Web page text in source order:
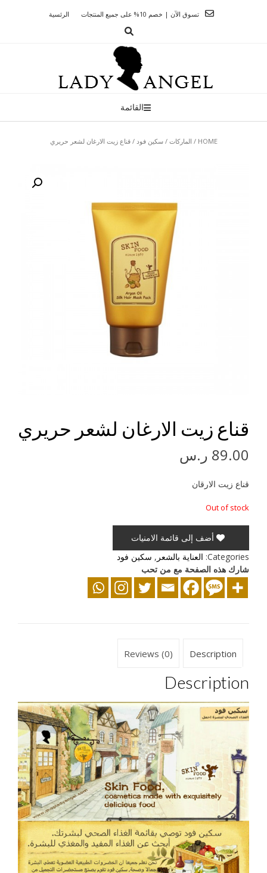
الرئسية تسوق الآن | خصم 10% على جميع المنتجات
القائمة
HOME
/ الماركات /سكين فود / قناع زيت الارغان لشعر حريري
قناع زيت الارغان لشعر حريري
89.00 ر.س
قناع زيت الارقان
Out of stock
أضف إلى قائمة الامنيات
Categories: العناية بالشعر , سكين فود
شارك هذه الصفحة مع من تحب
Description
Reviews (0)
Description